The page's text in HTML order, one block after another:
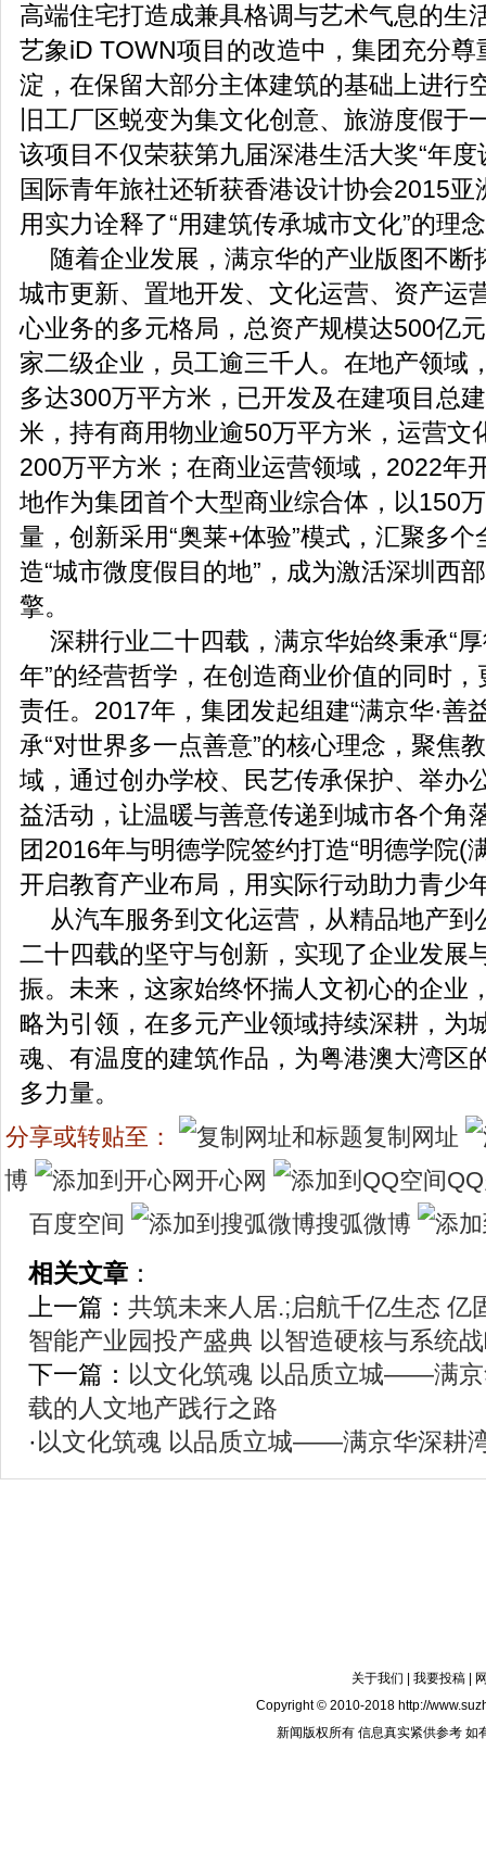
高端住宅打造成兼具格调与艺术气息的生
艺象iD TOWN项目的改造中，集团充分尊
淀，在保留大部分主体建筑的基础上进行
旧工厂区蜕变为集文化创意、旅游度假于
该项目不仅荣获第九届深港生活大奖“年度
国际青年旅社还斩获香港设计协会2015亚
用实力诠释了“用建筑传承城市文化”的理
随着企业发展，满京华的产业版图不断
城市更新、置地开发、文化运营、资产运
心业务的多元格局，总资产规模达500亿
家二级企业，员工逾三千人。在地产领域
多达300万平方米，已开发及在建项目总
米，持有商用物业逾50万平方米，运营文
200万平方米；在商业运营领域，2022年
地作为集团首个大型商业综合体，以150
量，创新采用“奥莱+体验”模式，汇聚多
造“城市微度假目的地”，成为激活深圳西
擎。
深耕行业二十四载，满京华始终秉承“
年”的经营哲学，在创造商业价值的同时
责任。2017年，集团发起组建“满京华·善
承“对世界多一点善意”的核心理念，聚焦
域，通过创办学校、民艺传承保护、举办
益活动，让温暖与善意传递到城市各个角
团2016年与明德学院签约打造“明德学院(
开启教育产业布局，用实际行动助力青少
从汽车服务到文化运营，从精品地产到
二十四载的坚守与创新，实现了企业发展
振。未来，这家始终怀揣人文初心的企业
略为引领，在多元产业领域持续深耕，为
魂、有温度的建筑作品，为粤港澳大湾区
多力量。
分享或转贴至：
复制网址
博
开心网
百度空间
搜弧微博
相关文章 ：
上一篇： 共筑未来人居.;启航千亿生态 亿
智能产业园投产盛典 以智造硬核与系统
下一篇： 以文化筑魂 以品质立城——满
载的人文地产践行之路
· 以文化筑魂 以品质立城——满京华深耕
关于我们 我要投稿|
Copyright © 2010-2018 http://
新闻版权所有 信息真实紧供参考